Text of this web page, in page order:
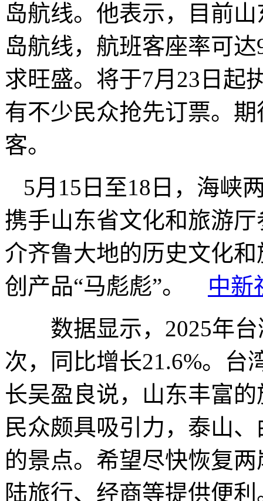
岛航线。他表示，目前
岛航线，航班客座率可
求旺盛。将于7月23日起
有不少民众抢先订票。
客。
5月15日至18日，海峡
携手山东省文化和旅游
介齐鲁大地的历史文化
创产品“马彪彪”。 中新
数据显示，2025年台
次，同比增长21.6%。台
长吴盈良说，山东丰富
民众颇具吸引力，泰山
的景点。希望尽快恢复
陆旅行、经商等提供便利